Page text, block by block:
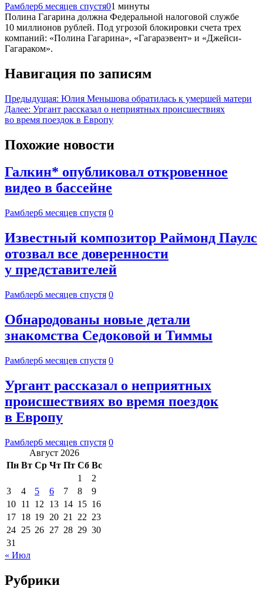
Рамблер6 месяцев спустя01 минуты
Полина Гагарина должна Федеральной налоговой службе
10 миллионов рублей. Под угрозой блокировки счета трех
компаний: «Полина Гагарина», «Гагараэвент» и «Джейси-
Гагараком».
Навигация по записям
Предыдущая: Юлия Меньшова обратилась к умершей матери
Далее: Ургант рассказал о неприятных происшествиях
во время поездок в Европу
Похожие новости
Галкин* опубликовал откровенное
видео в бассейне
Рамблер6 месяцев спустя 0
Известный композитор Раймонд Паулс
отозвал все доверенности
у представителей
Рамблер6 месяцев спустя 0
Обнародованы новые детали
знакомства Седоковой и Тиммы
Рамблер6 месяцев спустя 0
Ургант рассказал о неприятных
происшествиях во время поездок
в Европу
Рамблер6 месяцев спустя 0
Август 2026
Пн Вт Ср Чт Пт Сб Вс
1
2
3
4 5 6 7 8
9
10 11 12 13 14 15 16
17 18 19 20 21 22 23
24 25 26 27 28 29 30
31
« Июл
Рубрики